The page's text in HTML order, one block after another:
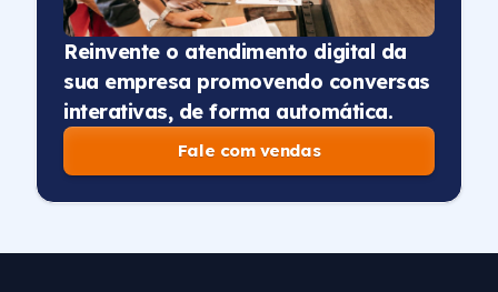
Reinvente o atendimento digital da
sua empresa promovendo conversas
interativas, de forma automática.
Fale com vendas